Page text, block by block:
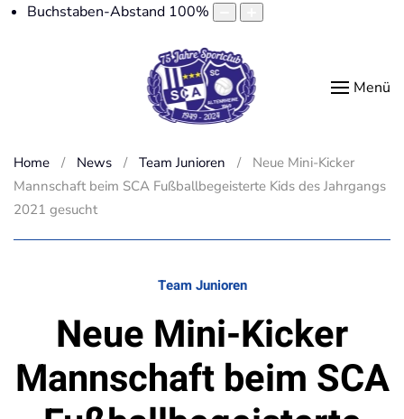
Buchstaben-Abstand 100%
Menü
Home News Team Junioren
Neue Mini-Kicker
Mannschaft beim SCA Fußballbegeisterte Kids des Jahrgangs
2021 gesucht
Team Junioren
Neue Mini-Kicker
Mannschaft beim SCA